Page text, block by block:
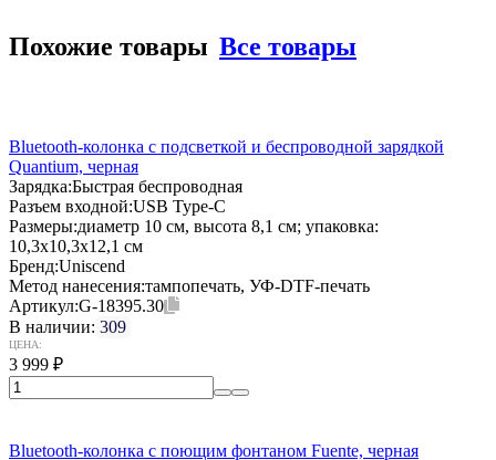
Похожие товары Все товары
Bluetooth-колонка с подсветкой и беспроводной зарядкой
Quantium, черная
Зарядка:Быстрая беспроводная
Разъем входной:USB Type-C
Размеры:диаметр 10 см, высота 8,1 см; упаковка:
10,3x10,3x12,1 см
Бренд:Uniscend
Метод нанесения:тампопечать, УФ-DTF-печать
Артикул:G-18395.30
В наличии: 309
ЦЕНА:
3 999 ₽
Bluetooth-колонка с поющим фонтаном Fuente, черная